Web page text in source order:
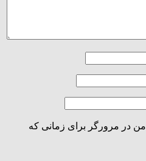
من در مرورگر برای زمانی که